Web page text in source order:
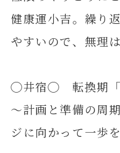
健康運小吉。繰り
やすいので、無理は
◯井宿◯ 転換期「
～計画と準備の周
ジに向かって一歩